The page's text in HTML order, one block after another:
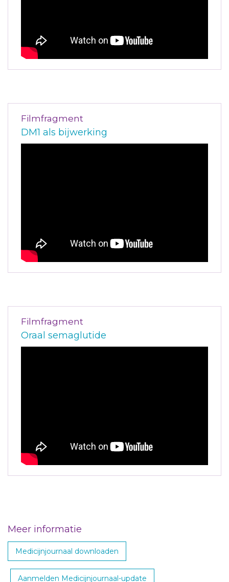
Filmfragment
DM1 als bijwerking
Filmfragment
Oraal semaglutide
Meer informatie
Medicijnjournaal downloaden
Aanmelden Medicijnjournaal-update